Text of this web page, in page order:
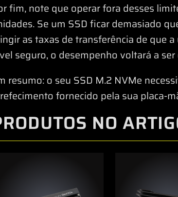
fim, note que operar fora desses
Se um SSD ficar demasiado
as taxas de transferência de que
seguro, o desempenho voltará a
resumo: o seu SSD M.2 NVMe
fornecido pela sua placa-
NO